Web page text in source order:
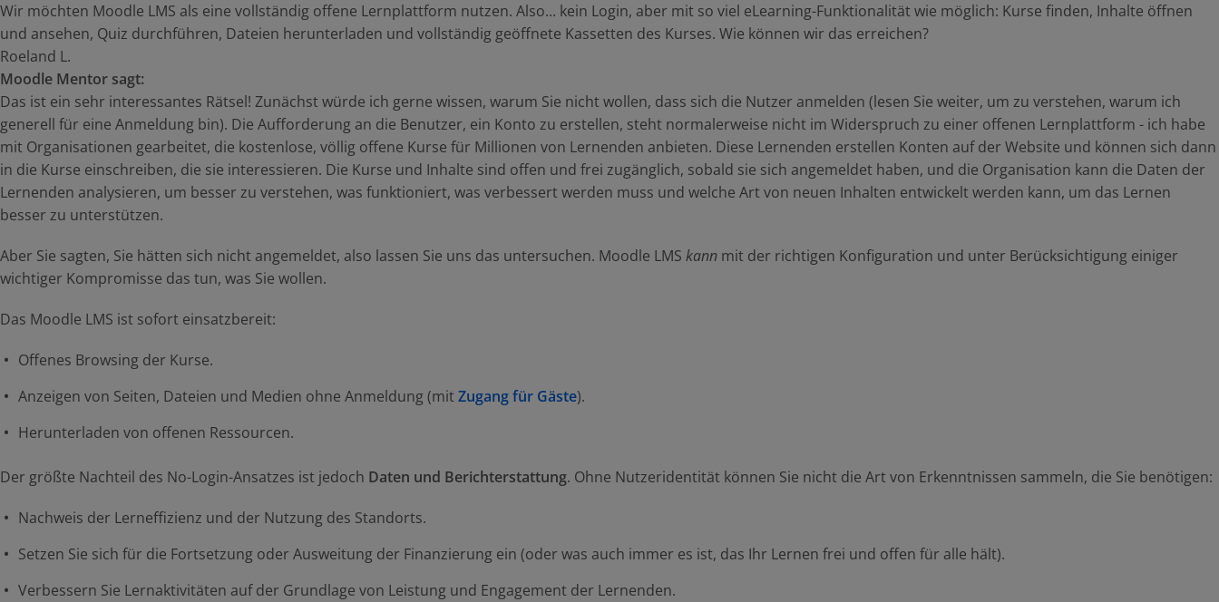
Wir möchten Moodle LMS als eine vollständig offene Lernplattform nutzen. Also... kein Login, aber mit so viel eLearning-Funktionalität wie möglich: Kurse finden, Inhalte öffnen
und ansehen, Quiz durchführen, Dateien herunterladen und vollständig geöffnete Kassetten des Kurses. Wie können wir das erreichen?
Roeland L.
Moodle Mentor sagt:
Das ist ein sehr interessantes Rätsel! Zunächst würde ich gerne wissen, warum Sie nicht wollen, dass sich die Nutzer anmelden (lesen Sie weiter, um zu verstehen, warum ich
generell für eine Anmeldung bin). Die Aufforderung an die Benutzer, ein Konto zu erstellen, steht normalerweise nicht im Widerspruch zu einer offenen Lernplattform - ich habe
mit Organisationen gearbeitet, die kostenlose, völlig offene Kurse für Millionen von Lernenden anbieten. Diese Lernenden erstellen Konten auf der Website und können sich dann
in die Kurse einschreiben, die sie interessieren. Die Kurse und Inhalte sind offen und frei zugänglich, sobald sie sich angemeldet haben, und die Organisation kann die Daten der
Lernenden analysieren, um besser zu verstehen, was funktioniert, was verbessert werden muss und welche Art von neuen Inhalten entwickelt werden kann, um das Lernen
besser zu unterstützen.
Aber Sie sagten, Sie hätten sich nicht angemeldet, also lassen Sie uns das untersuchen. Moodle LMS kann mit der richtigen Konfiguration und unter Berücksichtigung einiger
wichtiger Kompromisse das tun, was Sie wollen.
Das Moodle LMS ist sofort einsatzbereit:
Offenes Browsing der Kurse.
Anzeigen von Seiten, Dateien und Medien ohne Anmeldung (mitZugang für Gäste).
Herunterladen von offenen Ressourcen.
Der größte Nachteil des No-Login-Ansatzes ist jedoch Daten und Berichterstattung. Ohne Nutzeridentität können Sie nicht die Art von Erkenntnissen sammeln, die Sie benötigen:
Nachweis der Lerneffizienz und der Nutzung des Standorts.
Setzen Sie sich für die Fortsetzung oder Ausweitung der Finanzierung ein (oder was auch immer es ist, das Ihr Lernen frei und offen für alle hält).
Verbessern Sie Lernaktivitäten auf der Grundlage von Leistung und Engagement der Lernenden.